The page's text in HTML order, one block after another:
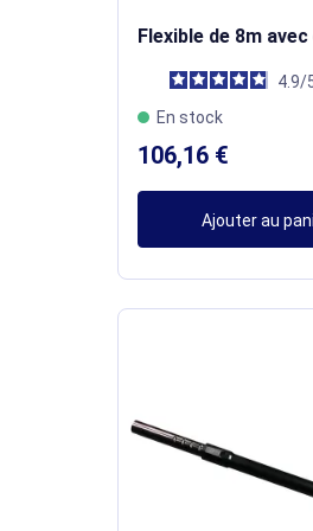
Flexible de 8m
4.9/
En stock
106,16 €
Ajouter au